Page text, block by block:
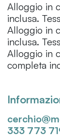
Alloggio in
inclusa.
Alloggio in
inclusa.
Alloggio in
completa
333 773